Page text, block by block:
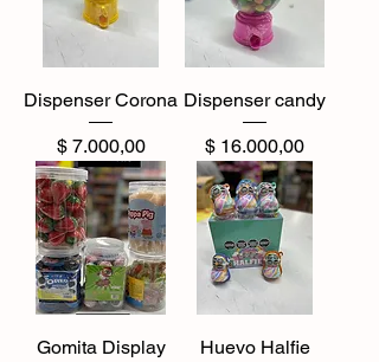
Dispenser Corona
Precio
$ 7.000,00
Dispenser candy
Precio
$ 16.000,00
Gomita Display
Huevo Halfie